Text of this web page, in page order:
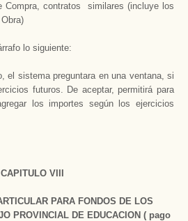
Compra, contratos similares (incluye los
lo siguiente:
el sistema preguntara en una ventana, si
futuros. De aceptar, permitirá para
los importes según los ejercicios
CAPITULO VIII
PARA FONDOS DE LOS
PROVINCIAL DE EDUCACION ( pago